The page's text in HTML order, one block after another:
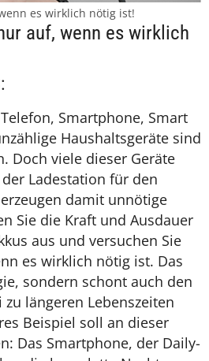
es wirklich nötig ist!
auf, wenn es wirklich
Smartphone, Smart
Haushaltsgeräte sind
Doch viele dieser Geräte
Ladestation für den
damit unnötige
Sie die Kraft und Ausdauer
aus und versuchen Sie
es wirklich nötig ist. Das
sondern schont auch den
längeren Lebenszeiten
Beispiel soll an dieser
Das Smartphone, der Daily-